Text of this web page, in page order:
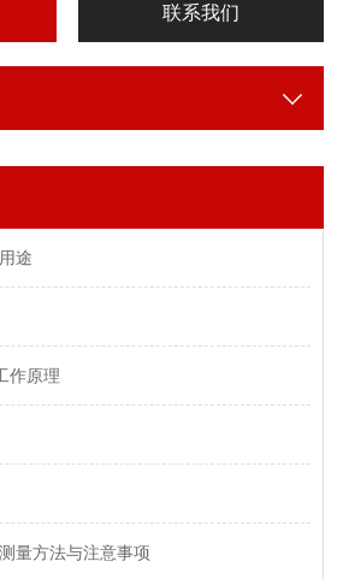
联系我们
途
作原理
量方法与注意事项